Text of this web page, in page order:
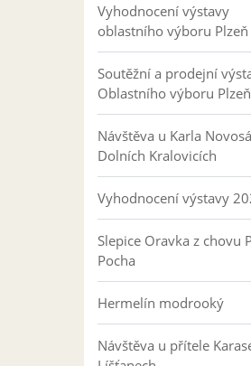
Vyhodnocení výstavy
oblastního výboru
Soutěžní a prodejní
Oblastního výboru
Návštěva u Karla
Dolních Kralovicích
Vyhodnocení výstavy
Slepice Oravka z chovu
Pocha
Hermelín modrooký
Návštěva u přítele